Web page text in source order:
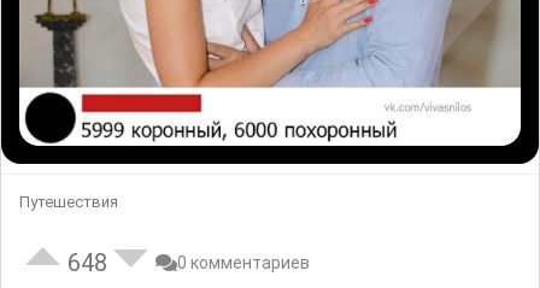
Путешествия
648 0 комментариев